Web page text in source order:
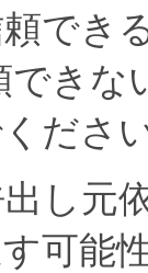
でき
できな
ださ
し元
可能